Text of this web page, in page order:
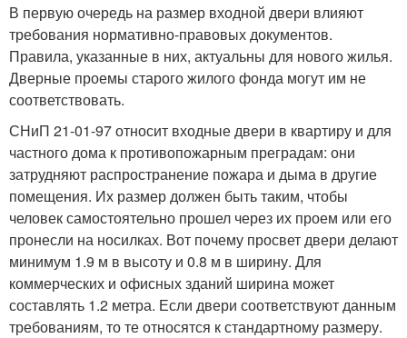
В первую очередь на размер входной двери влияют
требования нормативно-правовых документов.
Правила, указанные в них, актуальны для нового жилья.
Дверные проемы старого жилого фонда могут им не
соответствовать.
СНиП 21-01-97 относит входные двери в квартиру и для
частного дома к противопожарным преградам: они
затрудняют распространение пожара и дыма в другие
помещения. Их размер должен быть таким, чтобы
человек самостоятельно прошел через их проем или его
пронесли на носилках. Вот почему просвет двери делают
минимум 1.9 м в высоту и 0.8 м в ширину. Для
коммерческих и офисных зданий ширина может
составлять 1.2 метра. Если двери соответствуют данным
требованиям, то те относятся к стандартному размеру.